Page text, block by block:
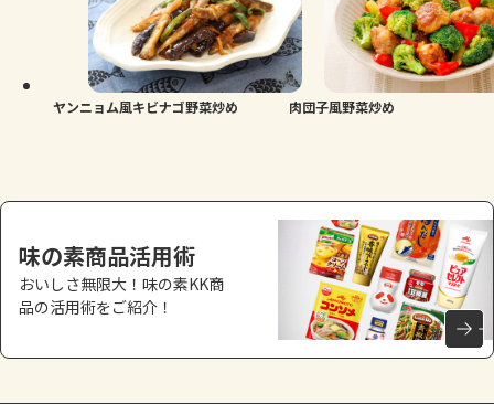
ヤンニョム風キビナゴ野菜炒め 肉団子風野菜炒め
味の素商品活用術
おいしさ無限大！味の素KK商
品の活用術をご紹介！